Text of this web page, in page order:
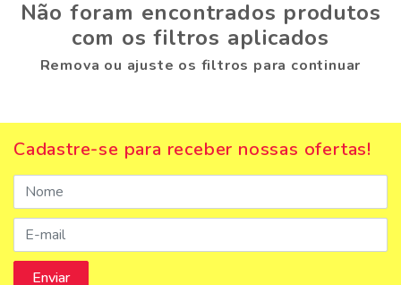
Não foram encontrados produtos
com os filtros aplicados
Remova ou ajuste os filtros para continuar
Cadastre-se para receber nossas ofertas!